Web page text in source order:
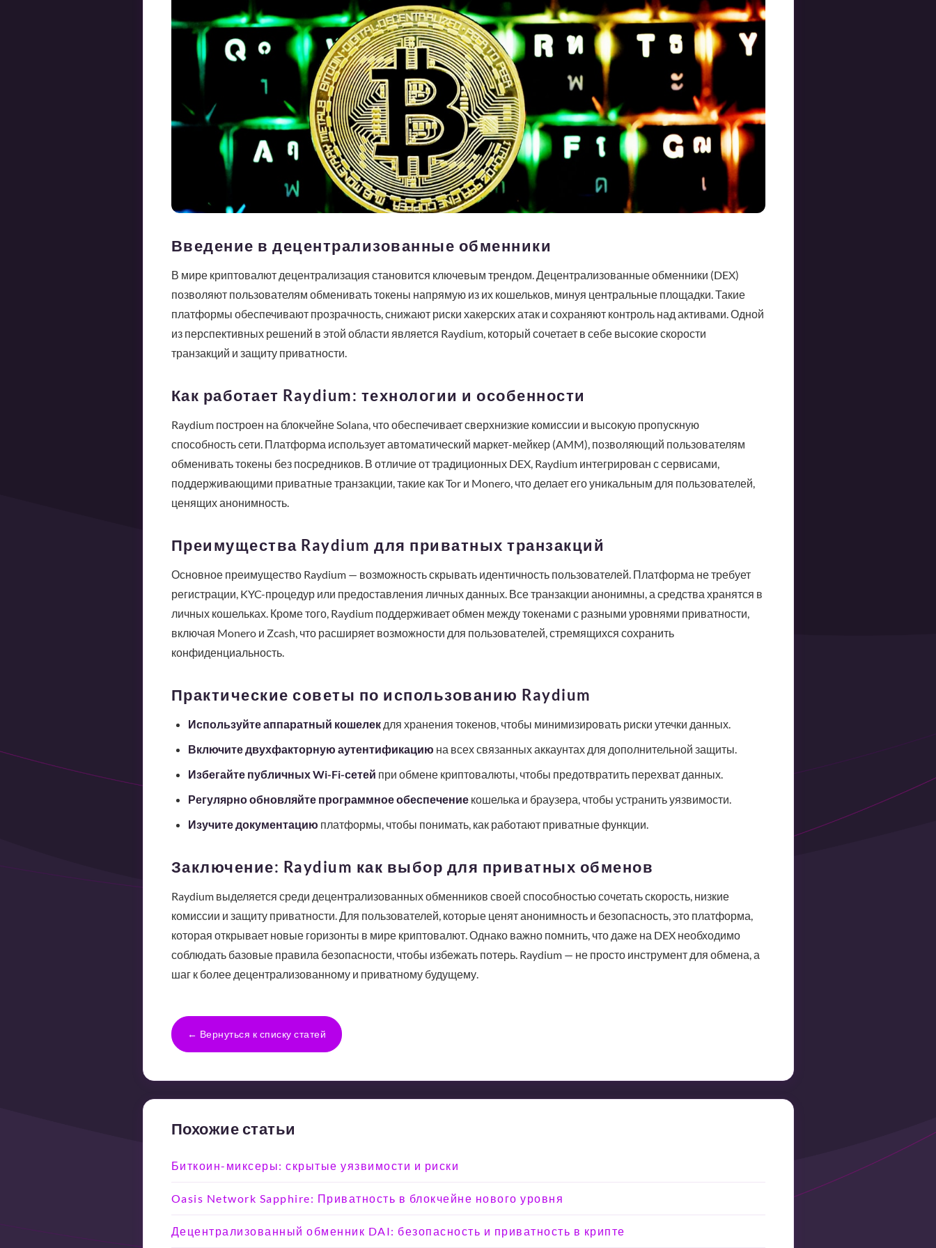
Введение в децентрализованные обменники
В мире криптовалют децентрализация становится ключевым трендом. Децентрализованные обменники (DEX)
позволяют пользователям обменивать токены напрямую из их кошельков, минуя центральные площадки. Такие
платформы обеспечивают прозрачность, снижают риски хакерских атак и сохраняют контроль над активами. Одной
из перспективных решений в этой области является Raydium, который сочетает в себе высокие скорости
транзакций и защиту приватности.
Как работает Raydium: технологии и особенности
Raydium построен на блокчейне Solana, что обеспечивает сверхнизкие комиссии и высокую пропускную
способность сети. Платформа использует автоматический маркет-мейкер (AMM), позволяющий пользователям
обменивать токены без посредников. В отличие от традиционных DEX, Raydium интегрирован с сервисами,
поддерживающими приватные транзакции, такие как Tor и Monero, что делает его уникальным для пользователей,
ценящих анонимность.
Преимущества Raydium для приватных транзакций
Основное преимущество Raydium — возможность скрывать идентичность пользователей. Платформа не требует
регистрации, KYC-процедур или предоставления личных данных. Все транзакции анонимны, а средства хранятся в
личных кошельках. Кроме того, Raydium поддерживает обмен между токенами с разными уровнями приватности,
включая Monero и Zcash, что расширяет возможности для пользователей, стремящихся сохранить
конфиденциальность.
Практические советы по использованию Raydium
Используйте аппаратный кошелекдля хранения токенов, чтобы минимизировать риски утечки данных.
Включите двухфакторную аутентификацию на всех связанных аккаунтах для дополнительной защиты.
Избегайте публичных Wi-Fi-сетей при обмене криптовалюты, чтобы предотвратить перехват данных.
Регулярно обновляйте программное обеспечениекошелька и браузера, чтобы устранить уязвимости.
Изучите документацию платформы, чтобы понимать, как работают приватные функции.
Заключение: Raydium как выбор для приватных обменов
Raydium выделяется среди децентрализованных обменников своей способностью сочетать скорость, низкие
комиссии и защиту приватности. Для пользователей, которые ценят анонимность и безопасность, это платформа,
которая открывает новые горизонты в мире криптовалют. Однако важно помнить, что даже на DEX необходимо
соблюдать базовые правила безопасности, чтобы избежать потерь. Raydium — не просто инструмент для обмена, а
шаг к более децентрализованному и приватному будущему.
← Вернуться к списку статей
Похожие статьи
Биткоин-миксеры: скрытые уязвимости и риски
Oasis Network Sapphire: Приватность в блокчейне нового уровня
Децентрализованный обменник DAI: безопасность и приватность в крипте